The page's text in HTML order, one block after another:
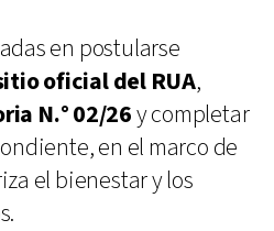
en postularse
oficial del RUA,
N.° 02/26y completar
en el marco de
el bienestar y los